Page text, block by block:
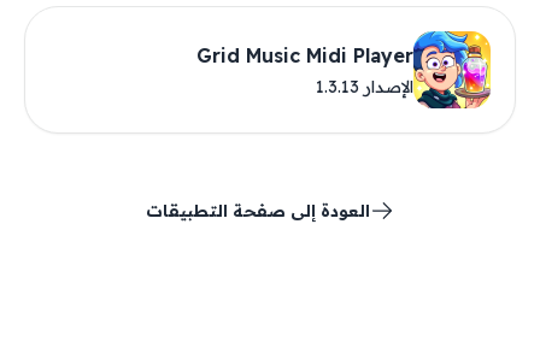
Grid Music Midi Player
الإصدار 1.3.13
العودة إلى صفحة التطبيقات